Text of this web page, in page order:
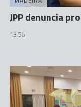
JPP denuncia
13:56